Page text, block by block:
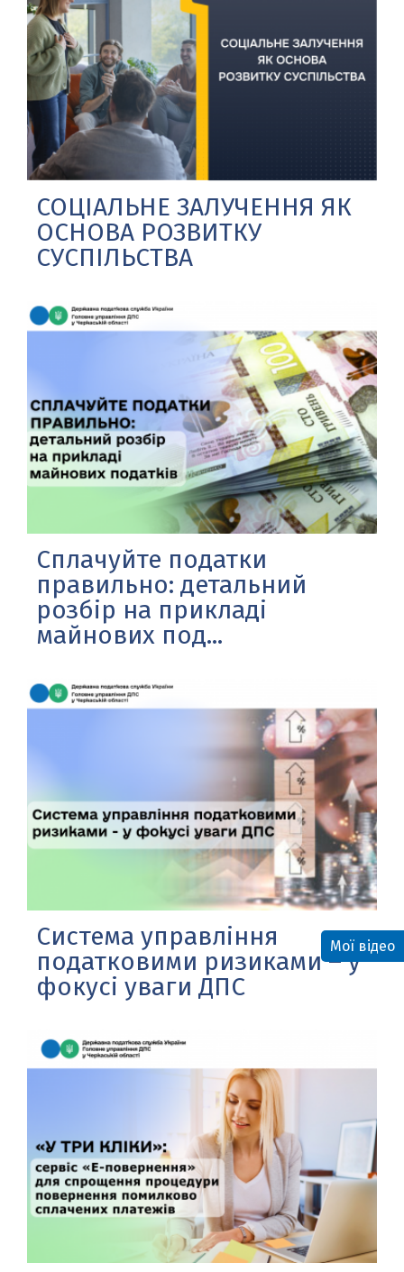
СОЦІАЛЬНЕ ЗАЛУЧЕННЯ ЯК
ОСНОВА РОЗВИТКУ
СУСПІЛЬСТВА
Сплачуйте податки
правильно: детальний
розбір на прикладі
майнових под...
Система управління
податковими ризиками – у
фокусі уваги ДПС
Мої відео